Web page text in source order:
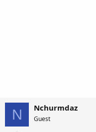
N Nchurmdaz
Guest